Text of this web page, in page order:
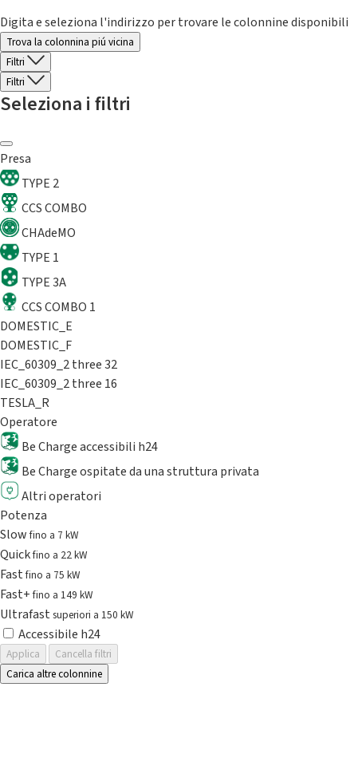
Digita e seleziona l'indirizzo per trovare le colonnine disponibili
Trova la colonnina piú vicina
Filtri
Filtri
Seleziona i filtri
Presa
TYPE 2
CCS COMBO
CHAdeMO
TYPE 1
TYPE 3A
CCS COMBO 1
DOMESTIC_E
DOMESTIC_F
IEC_60309_2 three 32
IEC_60309_2 three 16
TESLA_R
Operatore
Be Charge accessibili h24
Be Charge ospitate da una struttura privata
Altri operatori
Potenza
Slowfino a 7 kW
Quickfino a 22 kW
Fastfino a 75 kW
Fast+fino a 149 kW
Ultrafast superiori a 150 kW
Accessibile h24
Applica
Cancella filtri
Carica altre colonnine